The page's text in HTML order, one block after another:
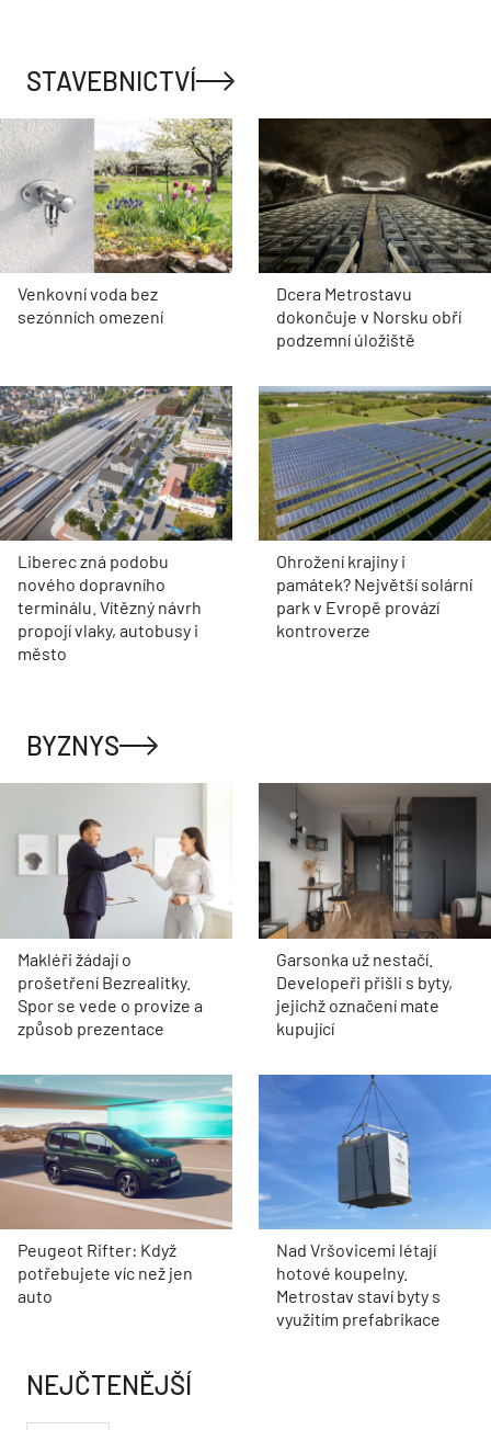
STAVEBNICTVÍ
Venkovní voda bez
sezónních omezení
Dcera Metrostavu
dokončuje v Norsku obří
podzemní úložiště
Liberec zná podobu
nového dopravního
terminálu. Vítězný návrh
propojí vlaky, autobusy i
město
Ohrožení krajiny i
památek? Největší solární
park v Evropě provází
kontroverze
BYZNYS
Makléři žádají o
prošetření Bezrealitky.
Spor se vede o provize a
způsob prezentace
Garsonka už nestačí.
Developeři přišli s byty,
jejichž označení mate
kupující
Peugeot Rifter: Když
potřebujete víc než jen
auto
Nad Vršovicemi létají
hotové koupelny.
Metrostav staví byty s
využitím prefabrikace
NEJČTENĚJŠÍ